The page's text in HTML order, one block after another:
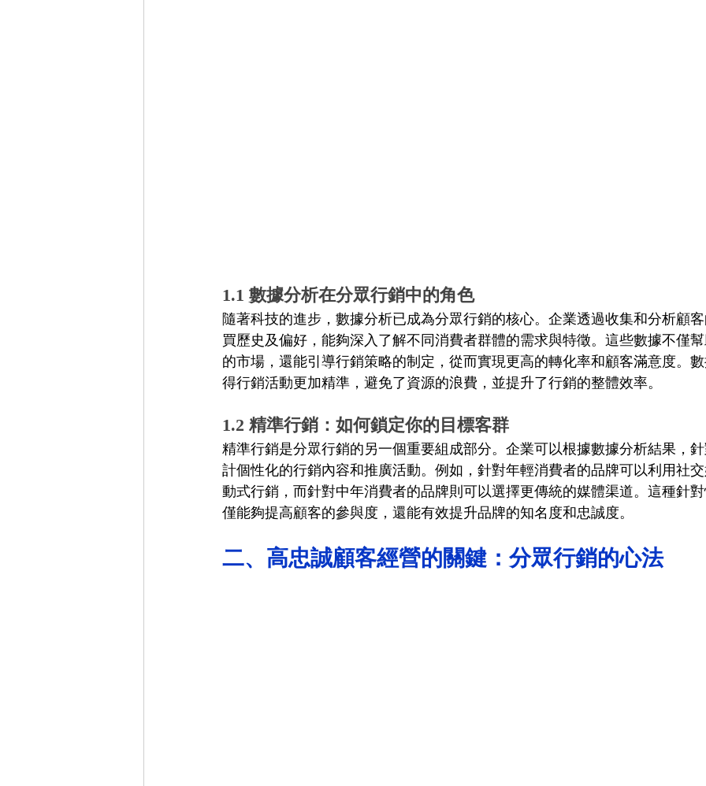
1.1 數據分析在分眾行銷中的角色
隨著科技的進步，數據分析已成為分眾行銷的核心。企業透過收集和分析顧
買歷史及偏好，能夠深入了解不同消費者群體的需求與特徵。這些數據不僅
的市場，還能引導行銷策略的制定，從而實現更高的轉化率和顧客滿意度。
得行銷活動更加精準，避免了資源的浪費，並提升了行銷的整體效率。
1.2 精準行銷：如何鎖定你的目標客群
精準行銷是分眾行銷的另一個重要組成部分。企業可以根據數據分析結果，
計個性化的行銷內容和推廣活動。例如，針對年輕消費者的品牌可以利用社
動式行銷，而針對中年消費者的品牌則可以選擇更傳統的媒體渠道。這種針
僅能夠提高顧客的參與度，還能有效提升品牌的知名度和忠誠度。
二、高忠誠顧客經營的關鍵：分眾行銷的心法